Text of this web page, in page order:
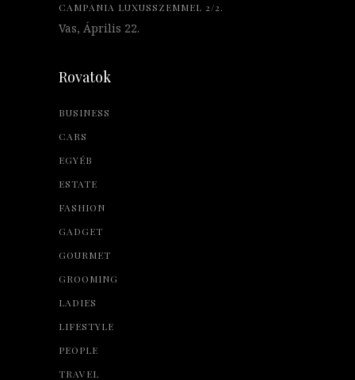
CAMPANIA LUXUSSZEMMEL 2/2.
Vas, Április 22.
Rovatok
BUSINESS
CARS
EGYÉB
ESTATE
FASHION
GADGET
GOURMET
GROOMING
LADIES
LIFESTYLE
PEOPLE
TRAVEL